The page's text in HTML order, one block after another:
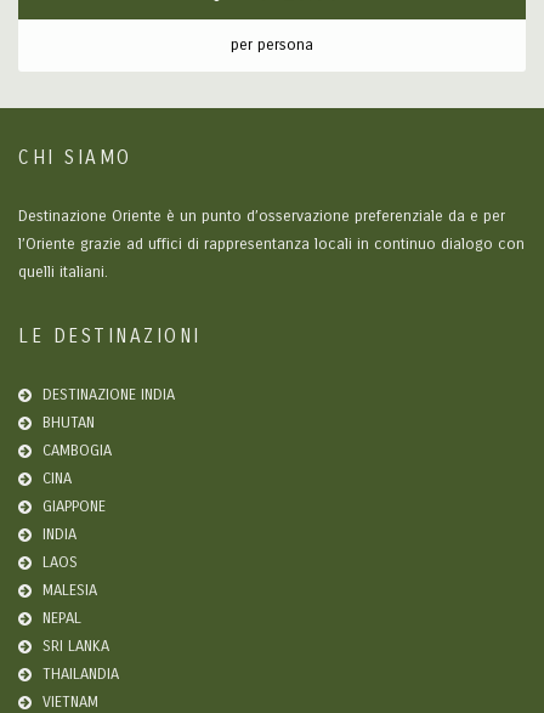
per persona
CHI SIAMO
Destinazione Oriente è un punto d’osservazione preferenziale da e per
l’Oriente grazie ad uffici di rappresentanza locali in continuo dialogo con
quelli italiani.
LE DESTINAZIONI
DESTINAZIONE INDIA
BHUTAN
CAMBOGIA
CINA
GIAPPONE
INDIA
LAOS
MALESIA
NEPAL
SRI LANKA
THAILANDIA
VIETNAM